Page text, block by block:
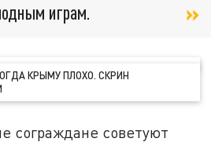
играм.
КРЫМУ ПЛОХО. СКРИН
сограждане советуют